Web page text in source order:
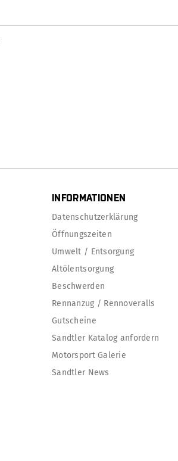
INFORMATIONEN
Datenschutzerklärung
Öffnungszeiten
Umwelt / Entsorgung
Altölentsorgung
Beschwerden
Rennanzug / Rennoveralls
Gutscheine
Sandtler Katalog anfordern
Motorsport Galerie
Sandtler News